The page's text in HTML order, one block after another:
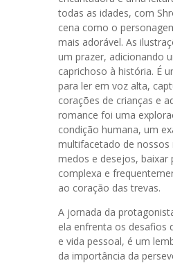
todas as idades, com
cena como o
mais adorável. As
um prazer, adicionando
caprichoso à história. É
para ler em voz alta,
corações de crianças e
romance foi uma
condição humana, um
multifacetado de nossos
medos e desejos, baixar
complexa e
ao coração das trevas.
A jornada da
ela enfrenta os desafios
e vida pessoal, é um
da importância da